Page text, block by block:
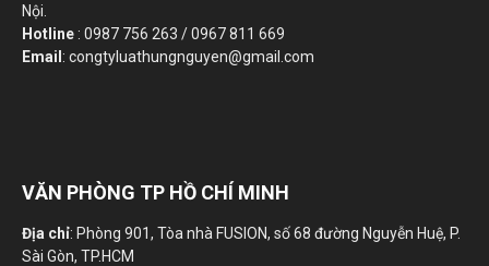
Nội.
Hotline : 0987 756 263 / 0967 811 669
Email : congtyluathungnguyen@gmail.com
VĂN PHÒNG TP HỒ CHÍ MINH
Địa chỉ: Phòng 901, Tòa nhà FUSION, số 68 đường Nguyễn Huệ, P.
Sài Gòn, TP.HCM